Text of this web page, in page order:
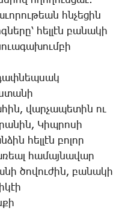
հնչե­ցին
հել­լէն բա­նա­կի
դափ­նեպ­սակ
վար­չա­պե­տին ու
­Կիպ­րո­սի
հել­լէն բո­լոր
հա­մայ­նա­վար
ծո­վու­ժին, բա­նա­կի